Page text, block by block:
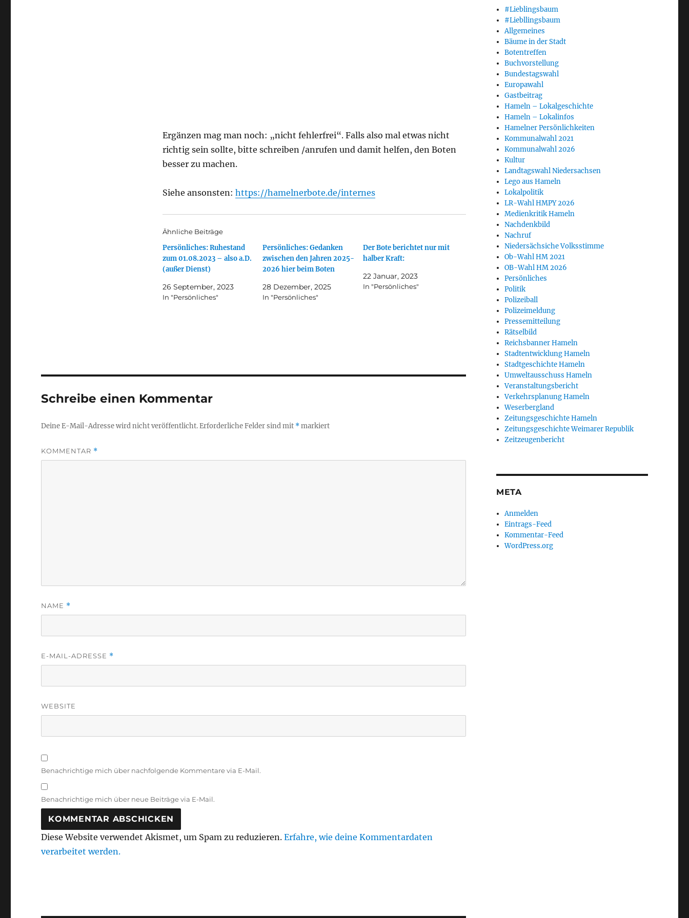
Ergänzen mag man noch: „nicht fehlerfrei“. Falls also mal etwas nicht
richtig sein sollte, bitte schreiben /anrufen und damit helfen, den Boten
besser zu machen.
Siehe ansonsten: https://hamelnerbote.de/internes
Ähnliche Beiträge
Persönliches: Ruhestand
zum 01.08.2023 – also a.D.
(außer Dienst)
26 September, 2023
In "Persönliches"
Persönliches: Gedanken
zwischen den Jahren 2025-
2026 hier beim Boten
28 Dezember, 2025
In "Persönliches"
Der Bote berichtet nur mit
halber Kraft:
22 Januar, 2023
In "Persönliches"
Schreibe einen Kommentar
Deine E-Mail-Adresse wird nicht veröffentlicht.Erforderliche Felder sind mit *markiert
KOMMENTAR *
NAME *
E-MAIL-ADRESSE *
WEBSITE
Benachrichtige mich über nachfolgende Kommentare via E-Mail.
Benachrichtige mich über neue Beiträge via E-Mail.
Diese Website verwendet Akismet, um Spam zu reduzieren.Erfahre, wie deine Kommentardaten
verarbeitet werden.
#Lieblingsbaum
#Liebllingsbaum
Allgemeines
Bäume in der Stadt
Botentreffen
Buchvorstellung
Bundestagswahl
Europawahl
Gastbeitrag
Hameln – Lokalgeschichte
Hameln – Lokalinfos
Hamelner Persönlichkeiten
Kommunalwahl 2021
Kommunalwahl 2026
Kultur
Landtagswahl Niedersachsen
Lego aus Hameln
Lokalpolitik
LR-Wahl HMPY 2026
Medienkritik Hameln
Nachdenkbild
Nachruf
Niedersächsiche Volksstimme
Ob-Wahl HM 2021
OB-Wahl HM 2026
Persönliches
Politik
Polizeiball
Polizeimeldung
Pressemitteilung
Rätselbild
Reichsbanner Hameln
Stadtentwicklung Hameln
Stadtgeschichte Hameln
Umweltausschuss Hameln
Veranstaltungsbericht
Verkehrsplanung Hameln
Weserbergland
Zeitungsgeschichte Hameln
Zeitungsgeschichte Weimarer Republik
Zeitzeugenbericht
META
Anmelden
Eintrags-Feed
Kommentar-Feed
WordPress.org